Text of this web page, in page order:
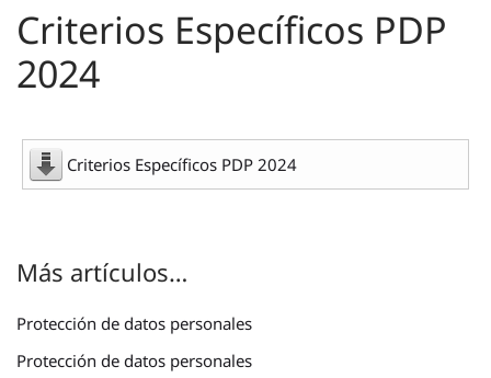
Criterios Específicos PDP
2024
Criterios Específicos PDP 2024
Más artículos…
Protección de datos personales
Protección de datos personales